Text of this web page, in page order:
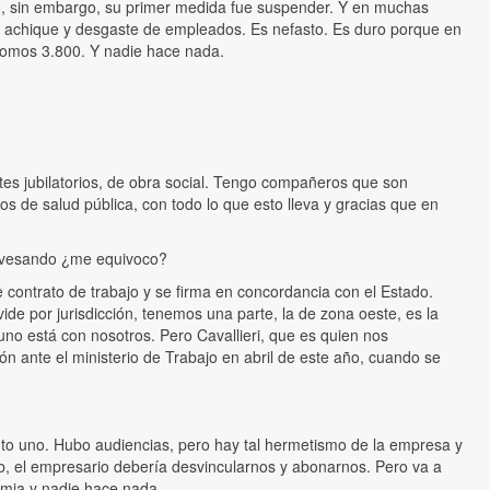
embargo, su primer medida fue suspender. Y en muchas
y desgaste de empleados. Es nefasto. Es duro porque en
3.800. Y nadie hace nada.
jubilatorios, de obra social. Tengo compañeros que son
de salud pública, con todo lo que esto lleva y gracias que en
¿me equivoco?
de trabajo y se firma en concordancia con el Estado.
por jurisdicción, tenemos una parte, la de zona oeste, es la
está con nosotros. Pero Cavallieri, que es quien nos
ante el ministerio de Trabajo en abril de este año, cuando se
uno. Hubo audiencias, pero hay tal hermetismo de la empresa y
el empresario debería desvincularnos y abonarnos. Pero va a